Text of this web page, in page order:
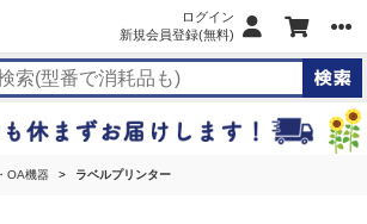
ログイン
新規会員登録(無料)
OA機器 ラベルプリンター